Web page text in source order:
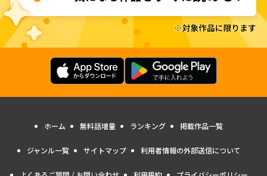
ホーム 無料話増量 ランキング 掲載作品一覧
ジャンル一覧 サイトマップ 利用者情報の外部送信について